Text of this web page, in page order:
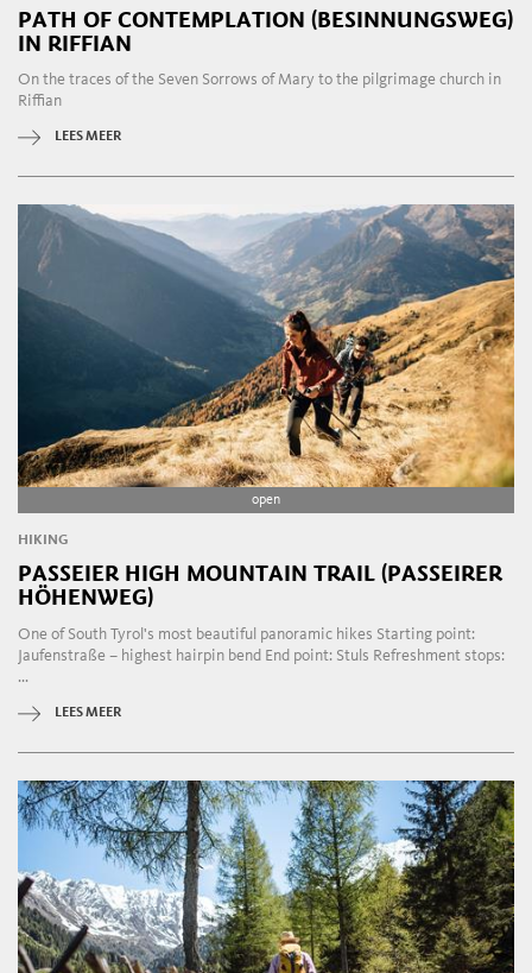
PATH OF CONTEMPLATION (BESINNUNGSWEG)
IN RIFFIAN
On the traces of the Seven Sorrows of Mary to the pilgrimage church in
Riffian
LEES MEER
open
HIKING
PASSEIER HIGH MOUNTAIN TRAIL (PASSEIRER
HÖHENWEG)
One of South Tyrol's most beautiful panoramic hikes Starting point:
Jaufenstraße – highest hairpin bend End point: Stuls Refreshment stops:
...
LEES MEER